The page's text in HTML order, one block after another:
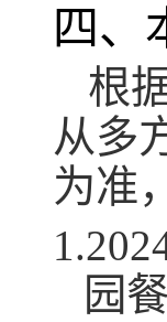
四、
根
从多
为准
园